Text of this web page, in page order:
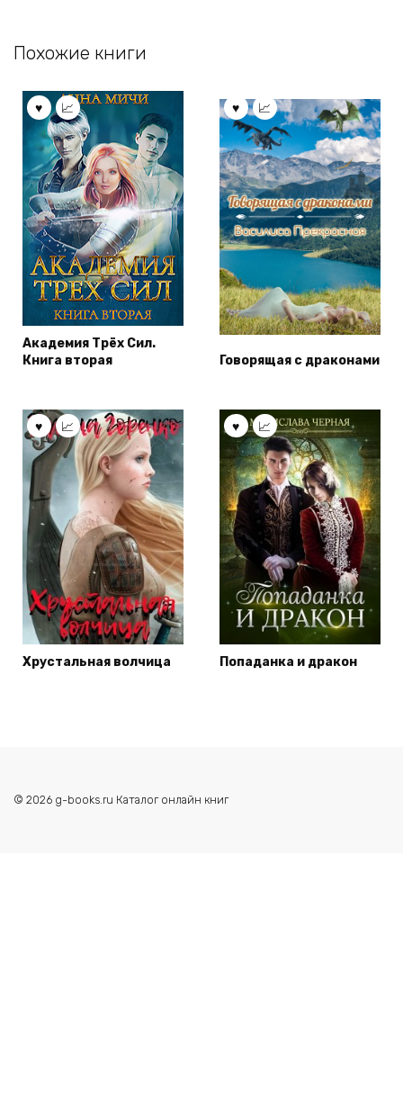
Похожие книги
Академия Трёх Сил.
Книга вторая
Говорящая с драконами
Хрустальная волчица Попаданка и дракон
© 2026 g-books.ru Каталог онлайн книг